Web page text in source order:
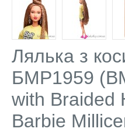
Лялька з
БМР1959
with Braided
Barbie